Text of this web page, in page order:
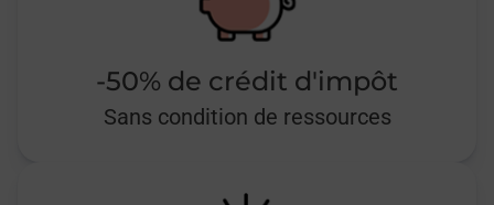
-50% de crédit d'impôt
Sans condition de ressources